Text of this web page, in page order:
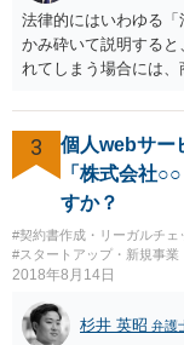
法律的にはいわゆる
かみ砕いて説明する
れてしまう場合には
ための加工（一般に
は、その商品を売っ
尽くされている（用
で、商標権者の預か
（コピー品やリメイ
酷い品質であれば、商
すし、その証商標権者
害します。その商品
般消費者の信頼も害
べき利益が入らないこ
3
個人webサー
「株式会社
すか？
#契約書作成・リーガルチェ
#スタートアップ・新規事業
2018年8月14日
杉井 英昭 弁護